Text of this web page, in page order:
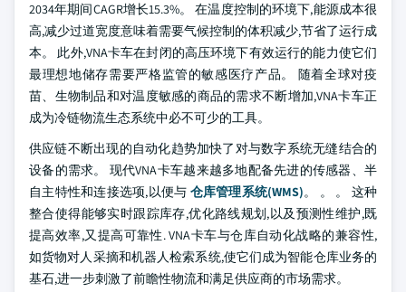
2034年期间CAGR增长15.3%。 在温度控制的环境下,能源成本很
高,减少过道宽度意味着需要气候控制的体积减少,节省了运行成
本。 此外,VNA卡车在封闭的高压环境下有效运行的能力使它们
最理想地储存需要严格监管的敏感医疗产品。 随着全球对疫
苗、生物制品和对温度敏感的商品的需求不断增加,VNA卡车正
成为冷链物流生态系统中必不可少的工具。
供应链不断出现的自动化趋势加快了对与数字系统无缝结合的
设备的需求。 现代VNA卡车越来越多地配备先进的传感器、半
自主特性和连接选项,以便与 仓库管理系统(WMS)。 。 。 这种
整合使得能够实时跟踪库存,优化路线规划,以及预测性维护,既
提高效率,又提高可靠性. VNA卡车与仓库自动化战略的兼容性,
如货物对人采摘和机器人检索系统,使它们成为智能仓库业务的
基石,进一步刺激了前瞻性物流和满足供应商的市场需求。